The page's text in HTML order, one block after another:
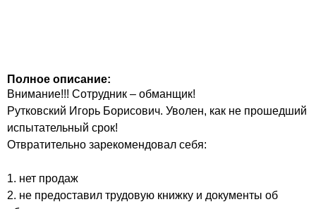
Полное описание:
Внимание!!! Сотрудник – обманщик!
Рутковский Игорь Борисович. Уволен, как не прошедший
испытательный срок!
Отвратительно зарекомендовал себя:
1. нет продаж
2. не предоставил трудовую книжку и документы об